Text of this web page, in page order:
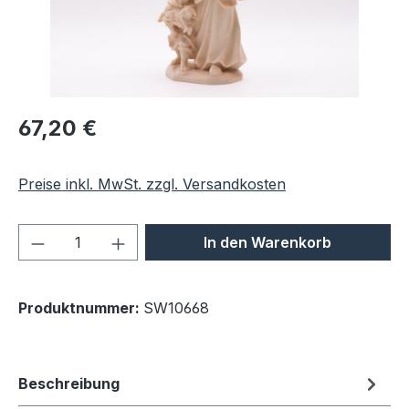
Regulärer Preis:
67,20 €
Preise inkl. MwSt. zzgl. Versandkosten
Produkt Anzahl: Gib denIn den Warenkorb
Produktnummer: SW10668
Beschreibung